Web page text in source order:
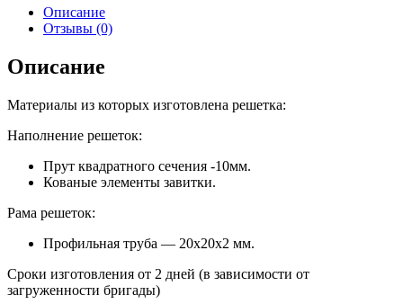
Описание
Отзывы (0)
Описание
Материалы из которых изготовлена решетка:
Наполнение решеток:
Прут квадратного сечения -10мм.
Кованые элементы завитки.
Рама решеток:
Профильная труба — 20х20х2 мм.
Сроки изготовления от 2 дней (в зависимости от
загруженности бригады)